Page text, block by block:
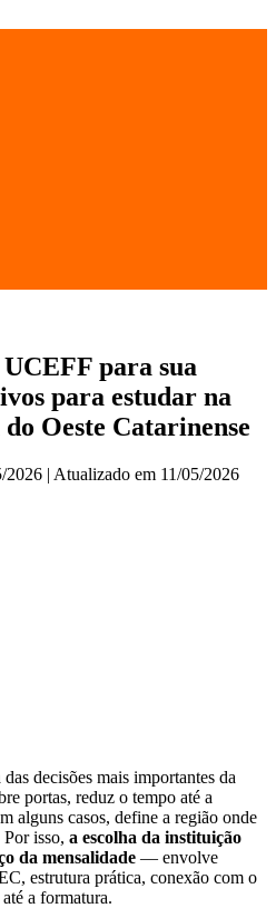
para sua
para estudar na
Oeste Catarinense
2026 | Atualizado em 11/05/2026
decisões mais importantes da
portas, reduz o tempo até a
alguns casos, define a região onde
isso, a escolha da instituição
da mensalidade — envolve
estrutura prática, conexão com o
a formatura.